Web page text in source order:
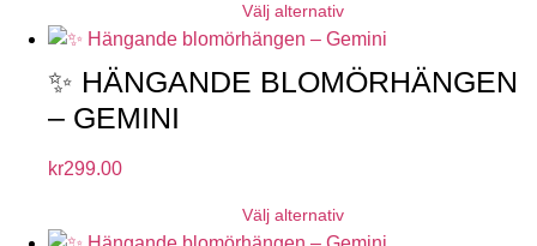
Välj alternativ
✨ HÄNGANDE BLOMÖRHÄNGEN
– GEMINI
kr299.00
Välj alternativ